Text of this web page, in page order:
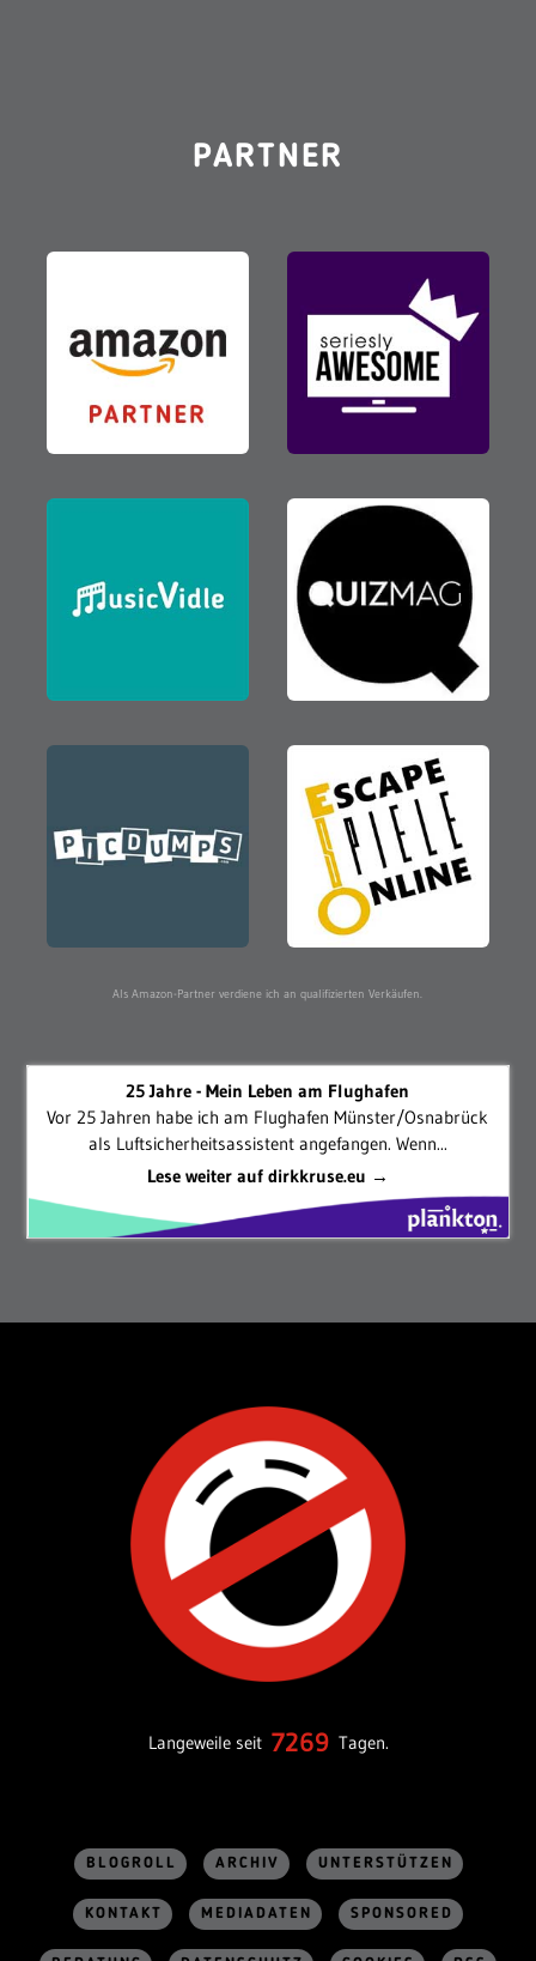
PARTNER
Als Amazon-Partner verdiene ich an qualifizierten Verkäufen.
25 Jahre - Mein Leben am Flughafen
Vor 25 Jahren habe ich am Flughafen Münster/Osnabrück
als Luftsicherheitsassistent angefangen. Wenn...
Lese weiter auf dirkkruse.eu →
Langeweile seit 7269 Tagen.
BLOGROLL ARCHIV UNTERSTÜTZEN
KONTAKT MEDIADATEN SPONSORED